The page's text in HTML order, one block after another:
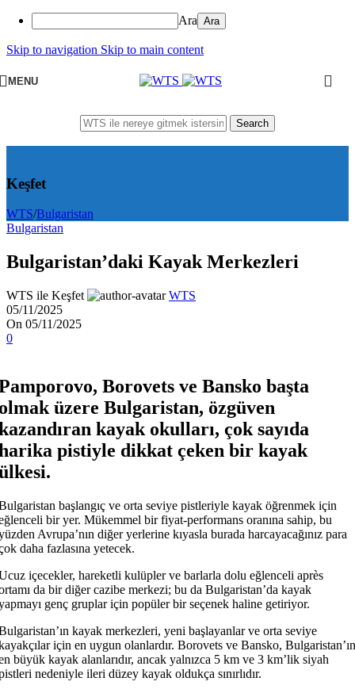
Ara
Skip to navigation Skip to main content
MENU
Search
Keşfet
WTS/Bulgaristan
Bulgaristan
Bulgaristan’daki Kayak Merkezleri
WTS ile Keşfet
WTS
05/11/2025
On 05/11/2025
0
Borovets ve Bansko başta
üzere Bulgaristan, özgüven
kayak okulları, çok sayıda
pistiyle dikkat çeken bir kayak
başlangıç ​​ve orta seviye pistleriyle kayak öğrenmek için
bir yer. Mükemmel bir fiyat-performans oranına sahip, bu
Avrupa’nın diğer yerlerine kıyasla burada harcayacağınız para
daha fazlasına yetecek.
içecekler, hareketli kulüpler ve barlarla dolu eğlenceli après
da bir diğer cazibe merkezi; bu da Bulgaristan’da kayak
genç gruplar için popüler bir seçenek haline getiriyor.
kayak merkezleri, yeni başlayanlar ve orta seviye
için en uygun olanlardır. Borovets ve Bansko, Bulgaristan’ın
büyük kayak alanlarıdır, ancak yalnızca 5 km ve 3 km’lik siyah
nedeniyle ileri düzey kayak oldukça sınırlıdır.